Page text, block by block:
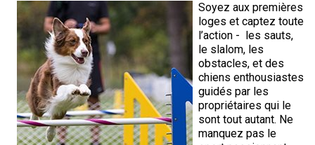
Soyez aux premières
loges et captez toute
l’action - les sauts,
le slalom, les
obstacles, et des
chiens enthousiastes
guidés par les
propriétaires qui le
sont tout autant. Ne
manquez pas le